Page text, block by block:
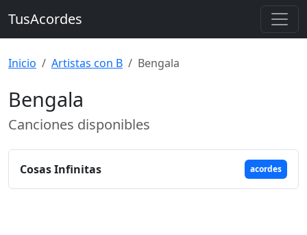
TusAcordes
Inicio Artistas con B Bengala
Bengala
Canciones disponibles
Cosas Infinitas acordes